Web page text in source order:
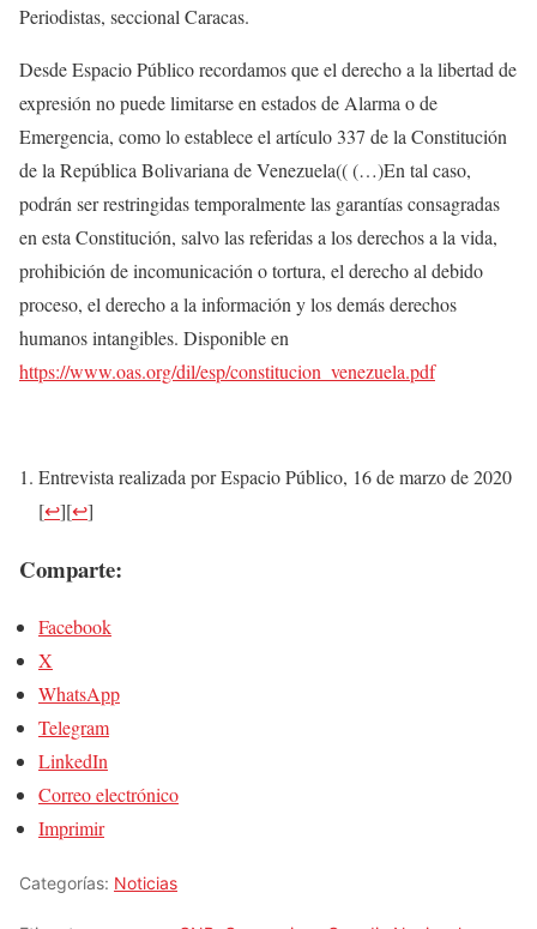
Periodistas, seccional Caracas.
Desde Espacio Público recordamos que el derecho a la libertad de
expresión no puede limitarse en estados de Alarma o de
Emergencia, como lo establece el artículo 337 de la Constitución
de la República Bolivariana de Venezuela(( (…)En tal caso,
podrán ser restringidas temporalmente las garantías consagradas
en esta Constitución, salvo las referidas a los derechos a la vida,
prohibición de incomunicación o tortura, el derecho al debido
proceso, el derecho a la información y los demás derechos
humanos intangibles. Disponible en
https://www.oas.org/dil/esp/constitucion_venezuela.pdf
Entrevista realizada por Espacio Público, 16 de marzo de 2020
[↩][↩]
Comparte:
Facebook
X
WhatsApp
Telegram
LinkedIn
Correo electrónico
Imprimir
Categorías: Noticias